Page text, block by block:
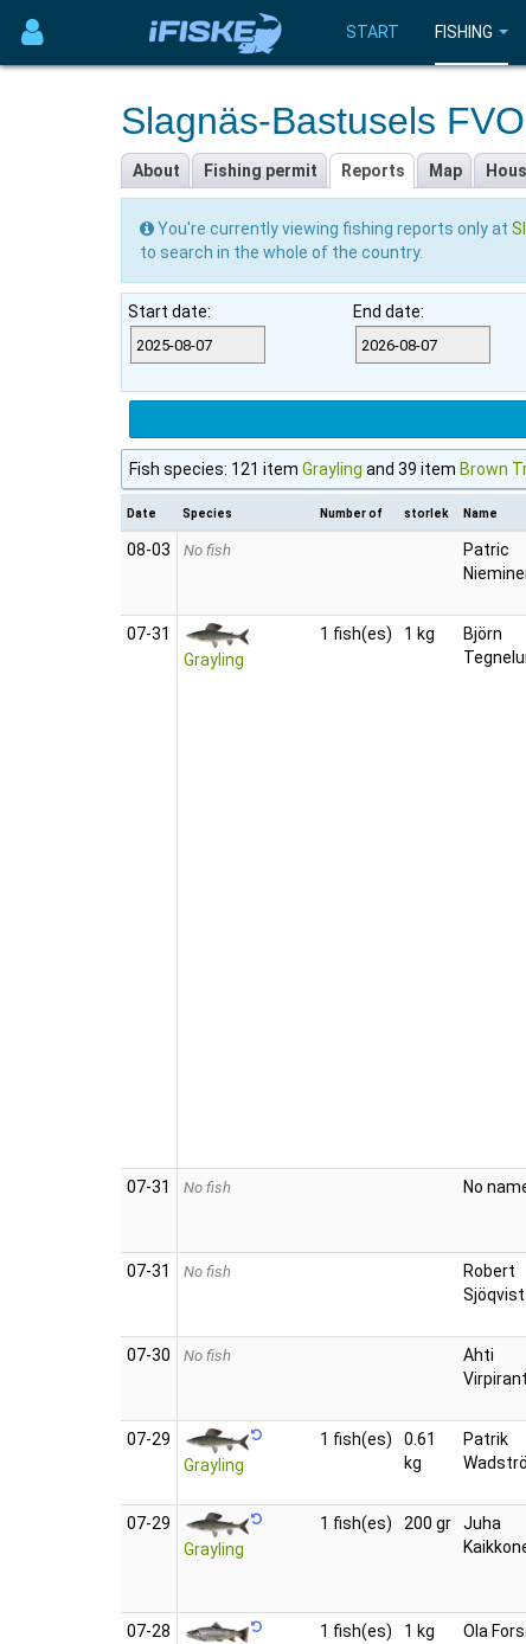
START FISHING
Slagnäs-Bastusels
About Fishing permit Reports Map
You're currently viewing fishing reports only at
to search in the whole of the country.
Start date: End date:
Fish species: 121 item Grayling and 39 item Brown
Date Species Number of storlek Name
08‑03 No fish
Patric
07‑31
Grayling
1 fish(es) 1 kg
Björn
07‑31 No fish No
07‑31 No fish
Robert
Sjöqvist
07‑30 No fish
Ahti
07‑29
Grayling
1 fish(es)
0.61
kg
Patrik
07‑29
Grayling
1 fish(es) 200 gr
Juha
07‑28
1 fish(es) 1 kg Ola